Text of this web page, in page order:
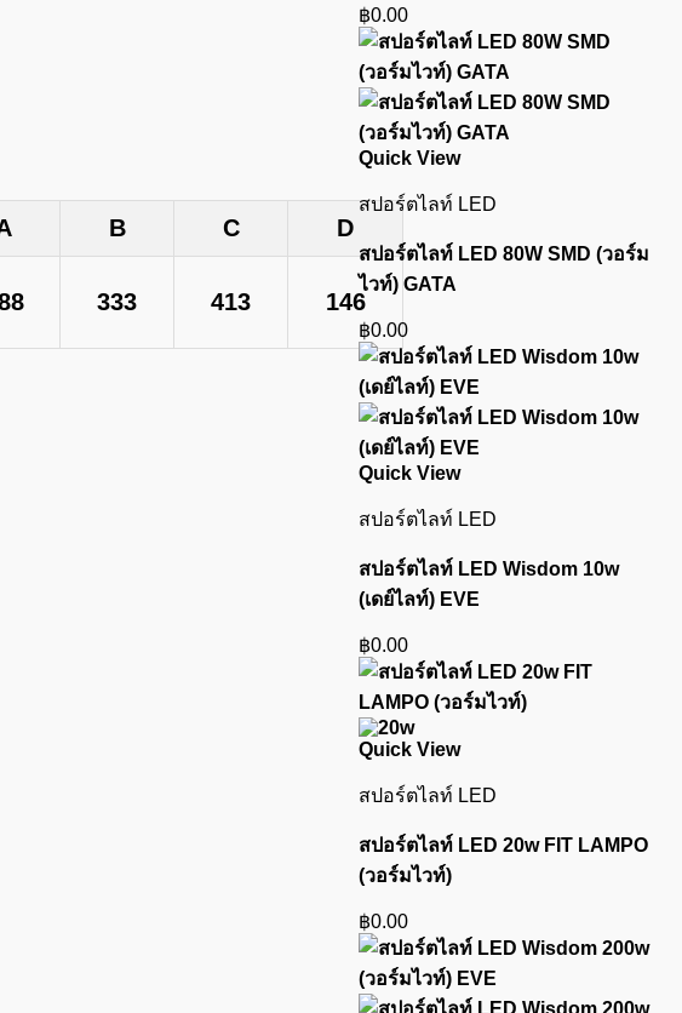
B C D
333 413 146
฿0.00
Quick View
สปอร์ตไลท์ LED
สปอร์ตไลท์ LED 80W SMD (วอร์ม
ไวท์) GATA
฿0.00
Quick View
สปอร์ตไลท์ LED
สปอร์ตไลท์ LED Wisdom 10w
(เดย์ไลท์) EVE
฿0.00
Quick View
สปอร์ตไลท์ LED
สปอร์ตไลท์ LED 20w FIT LAMPO
(วอร์มไวท์)
฿0.00